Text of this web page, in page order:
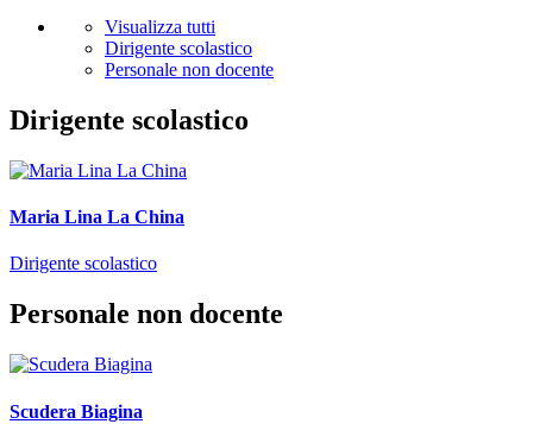
Visualizza tutti
Dirigente scolastico
Personale non docente
Dirigente scolastico
Maria Lina La China
Dirigente scolastico
Personale non docente
Scudera Biagina